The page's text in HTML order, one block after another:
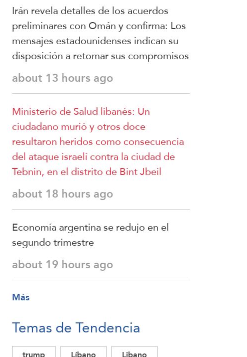
Irán revela detalles de los acuerdos
preliminares con Omán y confirma: Los
mensajes estadounidenses indican su
disposición a retomar sus compromisos
about 13 hours ago
Ministerio de Salud libanés: Un
ciudadano murió y otros doce
resultaron heridos como consecuencia
del ataque israelí contra la ciudad de
Tebnin, en el distrito de Bint Jbeil
about 18 hours ago
Economía argentina se redujo en el
segundo trimestre
about 19 hours ago
Más
Temas de Tendencia